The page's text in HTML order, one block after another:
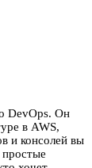
DevOps. Он
в AWS,
и консолей вы
простые